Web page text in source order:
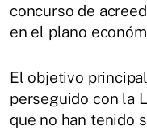
concurso de
en el plano
El objetivo
perseguido con la
que no han tenido